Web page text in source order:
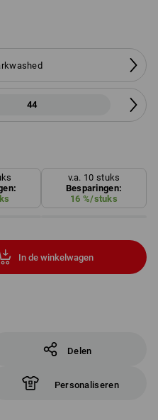
44
v.a. 10 stuks
Besparingen:
16 %/stuks
In de winkelwagen
Delen
Personaliseren